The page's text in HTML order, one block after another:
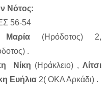
Νότος:
56-54
Μαρία (Ηρόδοτος) 2,
.
Νίκη (Ηράκλειο) , Λίτσι
Ευήλια 2( ΟΚΑ Αρκάδι) .